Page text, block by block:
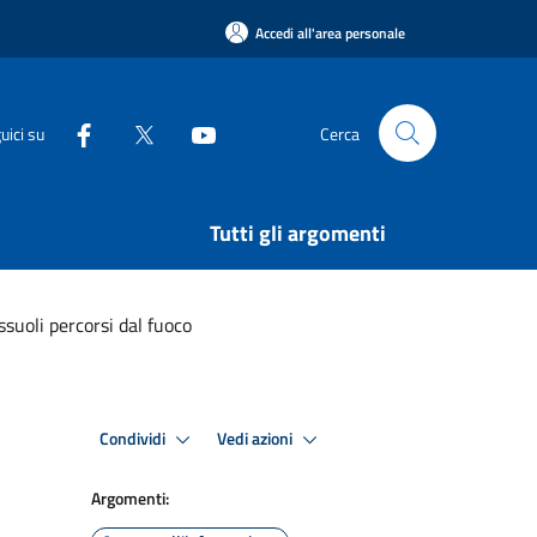
Accedi all'area personale
su Cerca
Tutti gli argomenti
percorsi dal fuoco
Condividi Vedi azioni
Argomenti: